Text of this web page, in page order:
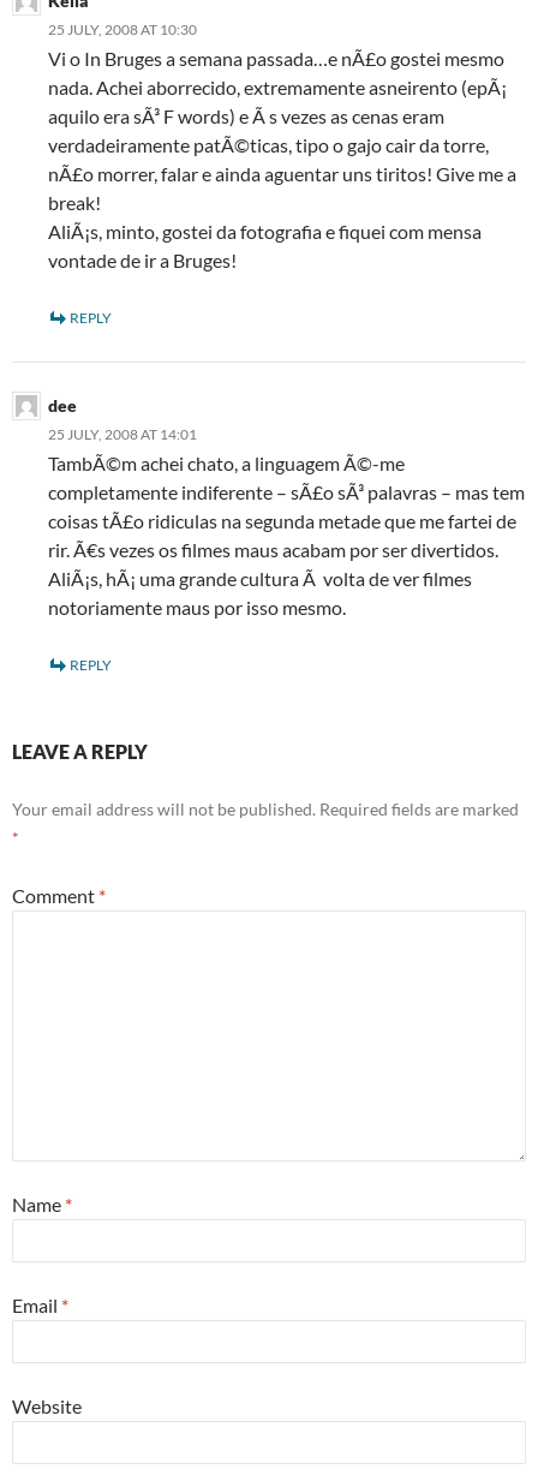
25 JULY, 2008 AT 10:30
Vi o In Bruges a semana passada…e nÃ£o gostei mesmo
nada. Achei aborrecido, extremamente asneirento (epÃ¡
aquilo era sÃ³ F words) e Ã s vezes as cenas eram
verdadeiramente patÃ©ticas, tipo o gajo cair da torre,
nÃ£o morrer, falar e ainda aguentar uns tiritos! Give me a
break!
AliÃ¡s, minto, gostei da fotografia e fiquei com mensa
vontade de ir a Bruges!
REPLY
dee
25 JULY, 2008 AT 14:01
TambÃ©m achei chato, a linguagem Ã©-me
completamente indiferente – sÃ£o sÃ³ palavras – mas tem
coisas tÃ£o ridiculas na segunda metade que me fartei de
rir. Ã€s vezes os filmes maus acabam por ser divertidos.
AliÃ¡s, hÃ¡ uma grande cultura Ã volta de ver filmes
notoriamente maus por isso mesmo.
REPLY
LEAVE A REPLY
Your email address will not be published. Required fields are marked
*
Comment *
Name *
Email *
Website